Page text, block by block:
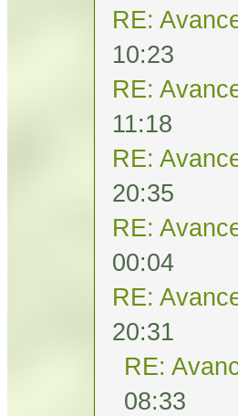
RE:
10:23
RE:
11:18
RE:
20:35
RE:
00:04
RE:
20:31
RE:
08:33